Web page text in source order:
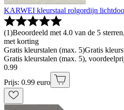
KARWEI kleurstaal rolgordijn
(1)Beoordeeld met 4.0 van de 5
met korting
Gratis kleurstalen (max. 5)Gratis
Gratis kleurstalen (max. 5),
0.99
Prijs: 0.99 euro